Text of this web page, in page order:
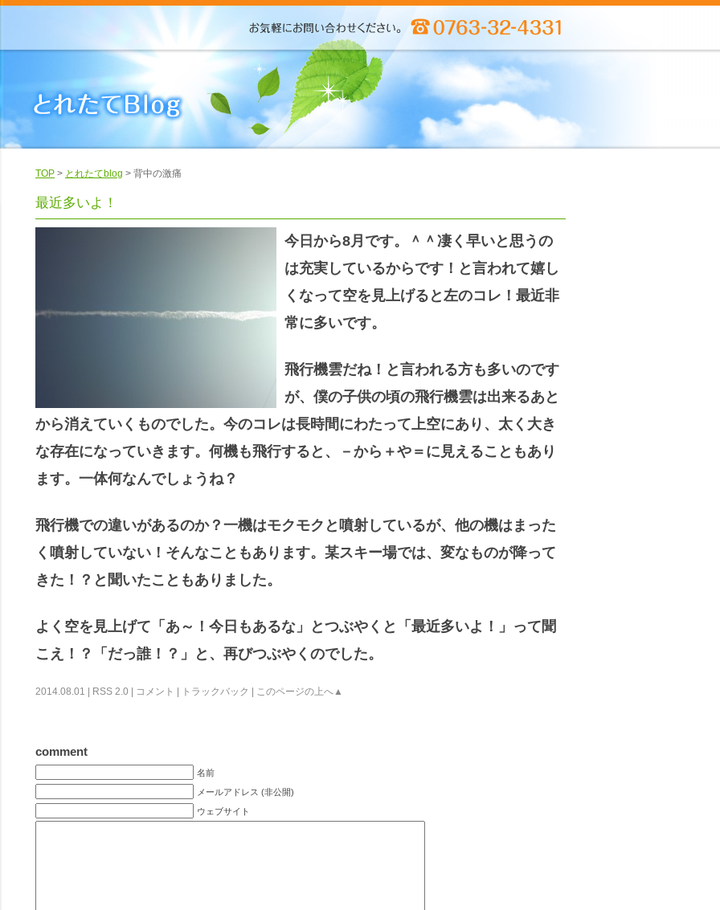
TOP > とれたてblog > 背中の激痛
最近多いよ！
今日から8月です。＾＾凄く早いと思うの
は充実しているからです！と言われて嬉し
くなって空を見上げると左のコレ！最近非
常に多いです。
飛行機雲だね！と言われる方も多いのです
が、僕の子供の頃の飛行機雲は出来るあと
から消えていくものでした。今のコレは長時間にわたって上空にあり、太く大き
な存在になっていきます。何機も飛行すると、－から＋や＝に見えることもあり
ます。一体何なんでしょうね？
飛行機での違いがあるのか？一機はモクモクと噴射しているが、他の機はまった
く噴射していない！そんなこともあります。某スキー場では、変なものが降って
きた！？と聞いたこともありました。
よく空を見上げて「あ～！今日もあるな」とつぶやくと「最近多いよ！」って聞
こえ！？「だっ誰！？」と、再びつぶやくのでした。
2014.08.01 | RSS 2.0 コメント トラックバック このページの上へ▲
comment
名前
メールアドレス (非公開)
ウェブサイト